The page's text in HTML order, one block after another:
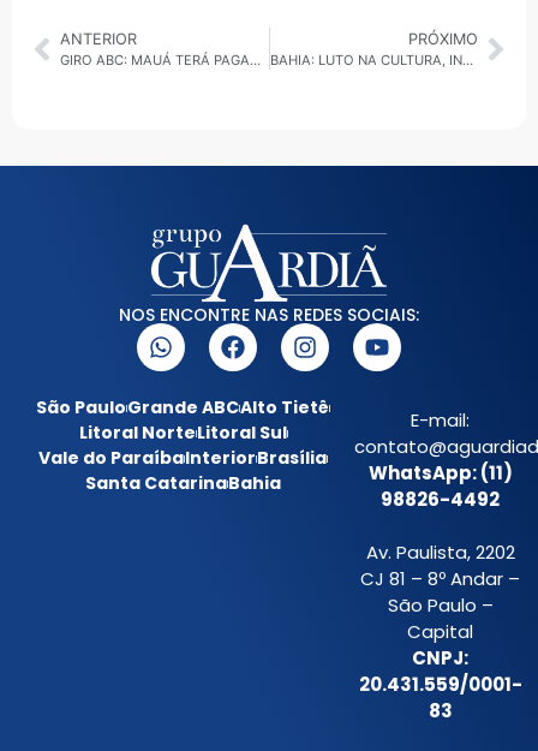
ANTERIOR
GIRO ABC: MAUÁ TERÁ PAGAMENTO POR APROXIMAÇÃO, AME ENTREGA OBRAS E RIO GRANDE ANUNCIA R$ 45 MI EM TURISMO
PRÓXIMO
BAHIA: LUTO NA CULTURA, INTERRUPÇÃO NO ABASTECIMENTO DE ÁGUA E INVESTIMENTOS NO INTERIOR DO ESTADO
NOS ENCONTRE NAS REDES SOCIAIS:
São PauloGrande ABCAlto Tietê
Litoral NorteLitoral Sul
Vale do ParaíbaInteriorBrasília
Santa CatarinaBahia
E-mail:
WhatsApp: (11)
98826-4492
Av. Paulista, 2202
CJ 81 – 8º Andar –
São Paulo –
Capital
CNPJ:
20.431.559/0001-
83